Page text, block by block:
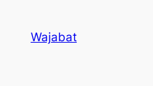
Wajabat